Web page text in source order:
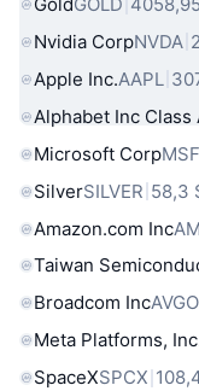
Nvidia CorpNVDA
Apple Inc.AAPL
Alphabet Inc Class
Microsoft Corp
SilverSILVER 58,3
Amazon.com Inc
Taiwan
Broadcom IncAVGO
Meta Platforms,
SpaceXSPCX